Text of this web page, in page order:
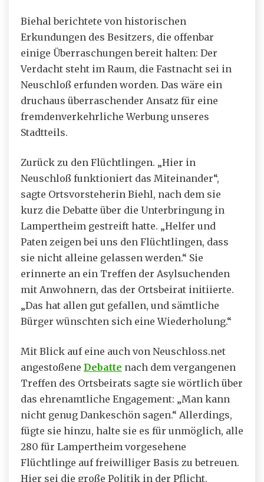
Biehal berichtete von historischen
Erkundungen des Besitzers, die offenbar
einige Überraschungen bereit halten: Der
Verdacht steht im Raum, die Fastnacht sei in
Neuschloß erfunden worden. Das wäre ein
druchaus überraschender Ansatz für eine
fremdenverkehrliche Werbung unseres
Stadtteils.
Zurück zu den Flüchtlingen. „Hier in
Neuschloß funktioniert das Miteinander“,
sagte Ortsvorsteherin Biehl, nach dem sie
kurz die Debatte über die Unterbringung in
Lampertheim gestreift hatte. „Helfer und
Paten zeigen bei uns den Flüchtlingen, dass
sie nicht alleine gelassen werden.“ Sie
erinnerte an ein Treffen der Asylsuchenden
mit Anwohnern, das der Ortsbeirat initiierte.
„Das hat allen gut gefallen, und sämtliche
Bürger wünschten sich eine Wiederholung.“
Mit Blick auf eine auch von Neuschloss.net
angestoßene Debatte nach dem vergangenen
Treffen des Ortsbeirats sagte sie wörtlich über
das ehrenamtliche Engagement: „Man kann
nicht genug Dankeschön sagen.“ Allerdings,
fügte sie hinzu, halte sie es für unmöglich, alle
280 für Lampertheim vorgesehene
Flüchtlinge auf freiwilliger Basis zu betreuen.
Hier sei die große Politik in der Pflicht.